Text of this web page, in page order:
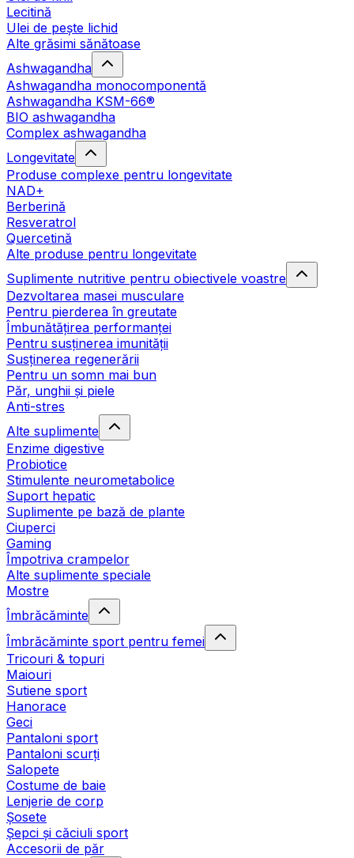
Lecitină
Ulei de pește lichid
Alte grăsimi sănătoase
Ashwagandha
Ashwagandha monocomponentă
Ashwagandha KSM-66®
BIO ashwagandha
Complex ashwagandha
Longevitate
Produse complexe pentru longevitate
NAD+
Berberină
Resveratrol
Quercetină
Alte produse pentru longevitate
Suplimente nutritive pentru obiectivele voastre
Dezvoltarea masei musculare
Pentru pierderea în greutate
Îmbunătățirea performanței
Pentru susținerea imunității
Susținerea regenerării
Pentru un somn mai bun
Păr, unghii și piele
Anti-stres
Alte suplimente
Enzime digestive
Probiotice
Stimulente neurometabolice
Suport hepatic
Suplimente pe bază de plante
Ciuperci
Gaming
Împotriva crampelor
Alte suplimente speciale
Mostre
Îmbrăcăminte
Îmbrăcăminte sport pentru femei
Tricouri & topuri
Maiouri
Sutiene sport
Hanorace
Geci
Pantaloni sport
Pantaloni scurți
Salopete
Costume de baie
Lenjerie de corp
Șosete
Șepci și căciuli sport
Accesorii de păr